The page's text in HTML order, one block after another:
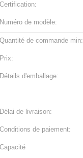
Certification:
Numéro de modèle:
Quantité de commande min:
Prix:
Détails d'emballage:
Délai de livraison:
Conditions de paiement:
Capacité